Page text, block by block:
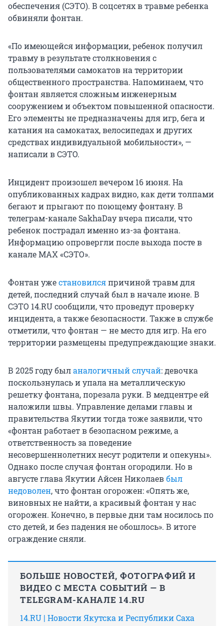
обеспечения (СЭТО). В соцсетях в травме ребенка
обвиняли фонтан.
«По имеющейся информации, ребенок получил
травму в результате столкновения с
пользователями самокатов на территории
общественного пространства. Напоминаем, что
фонтан является сложным инженерным
сооружением и объектом повышенной опасности.
Его элементы не предназначены для игр, бега и
катания на самокатах, велосипедах и других
средствах индивидуальной мобильности», —
написали в СЭТО.
Инцидент произошел вечером 16 июня. На
опубликованных кадрах видно, как дети толпами
бегают и прыгают по поющему фонтану. В
телеграм-канале SakhaDay вчера писали, что
ребенок пострадал именно из-за фонтана.
Информацию опровергли после выхода посте в
канале MAX «СЭТО».
Фонтан ужестановилсяпричиной травм для
детей, последний случай был в начале июне. В
СЭТО 14.RU сообщили, что проведут проверку
инцидента, а также безопасности. Также в службе
отметили, что фонтан — не место для игр. На его
территории размещены предупреждающие знаки.
В 2025 году быланалогичный случай: девочка
поскользнулась и упала на металлическую
решетку фонтана, порезала руки. В медцентре ей
наложили швы. Управление делами главы и
правительства Якутии тогда тоже заявили, что
«фонтан работает в безопасном режиме, а
ответственность за поведение
несовершеннолетних несут родители и опекуны».
Однако после случая фонтан огородили. Но в
августе глава Якутии Айсен Николаевбыл
недоволен, что фонтан огорожен: «Опять же,
виновных не найти, а красивый фонтан у нас
огорожен. Конечно, в первые дни там носилось по
сто детей, и без падения не обошлось». В итоге
ограждение сняли.
БОЛЬШЕ НОВОСТЕЙ, ФОТОГРАФИЙ И
ВИДЕО С МЕСТА СОБЫТИЙ — В
TELEGRAM-КАНАЛЕ 14.RU
14.RU | Новости Якутска и Республики Саха